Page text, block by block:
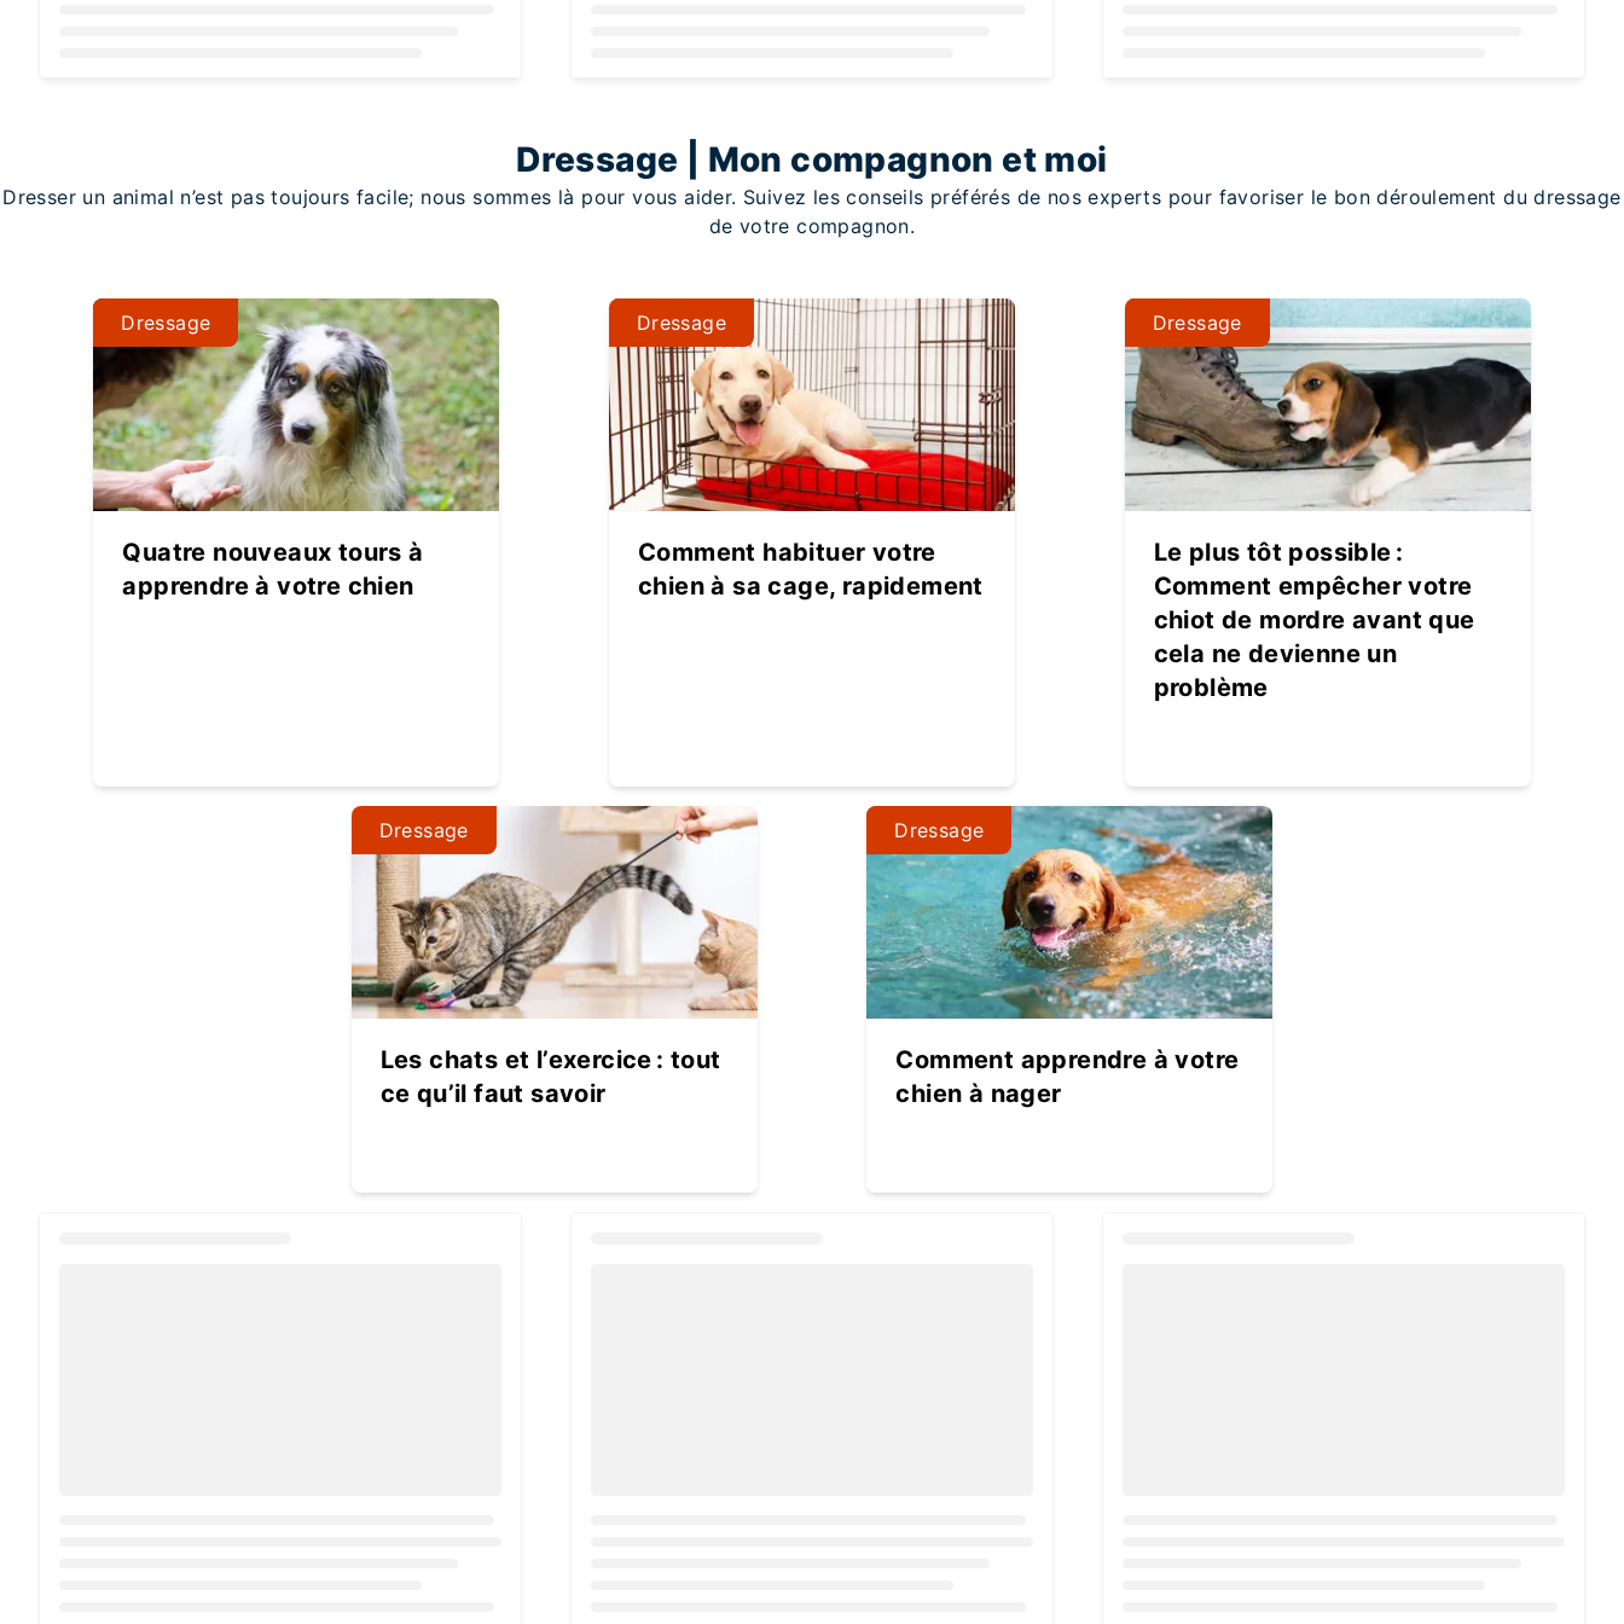
Dressage | Mon compagnon et moi
Dresser un animal n’est pas toujours facile; nous sommes là pour vous aider. Suivez les conseils préférés de nos experts pour favoriser le bon déroulement du dressage
de votre compagnon.
Dressage
Quatre nouveaux tours à
apprendre à votre chien
Dressage
Comment habituer votre
chien à sa cage, rapidement
Dressage
Le plus tôt possible :
Comment empêcher votre
chiot de mordre avant que
cela ne devienne un
problème
Dressage
Les chats et l’exercice : tout
ce qu’il faut savoir
Dressage
Comment apprendre à votre
chien à nager